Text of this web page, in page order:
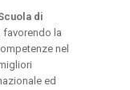
di
favorendo la
nel
ed